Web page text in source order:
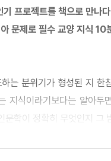
기 프로젝트를 책으로 만나다
문제로 필수 교양 지식 10
는 분위기가 형성된 지 한
지식이라기보다는 알아두
문학이 정확히 무엇인지 그
니라 어떻게 인문학에 접근